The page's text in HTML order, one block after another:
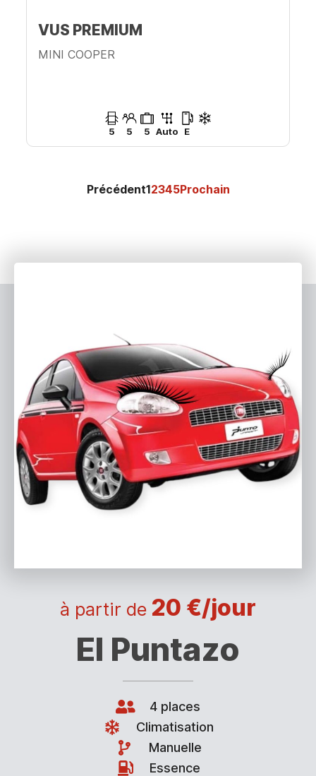
VUS PREMIUM
MINI COOPER
5 5 5 Auto E
Précédent12345Prochain
à partir de 20 €/jour
El Puntazo
4 places
Climatisation
Manuelle
Essence